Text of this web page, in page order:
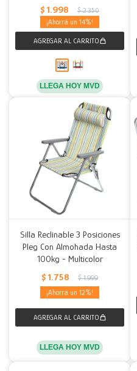
$ 1.998 $ 2.350
14
LLEGA HOY MVD
Silla Reclinable 3 Posiciones
Pleg Con Almohada Hasta
100kg - Multicolor
$ 1.758 $ 1.999
12
LLEGA HOY MVD